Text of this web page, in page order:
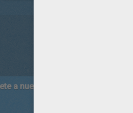
a nuestro canal de vídeos para